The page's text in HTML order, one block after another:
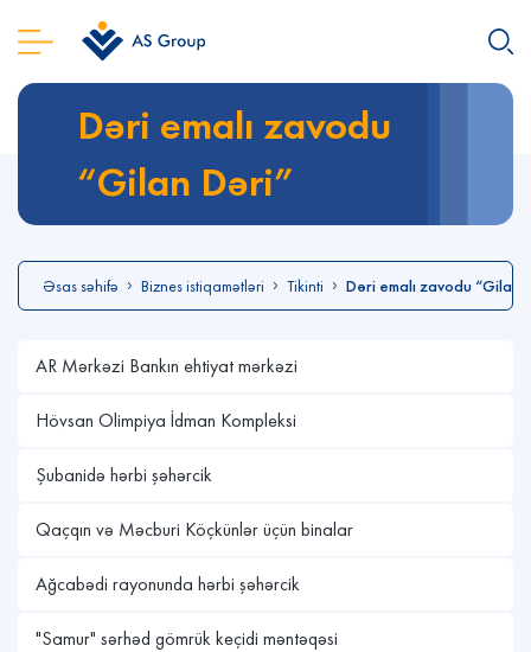
Dəri emalı zavodu
“Gilan Dəri”
Əsas səhifə Biznes istiqamətləri Tikinti Dəri emalı zavodu “Gilan
AR Mərkəzi Bankın ehtiyat mərkəzi
Hövsan Olimpiya İdman Kompleksi
Şubanidə hərbi şəhərcik
Qaçqın və Məcburi Köçkünlər üçün binalar
Ağcabədi rayonunda hərbi şəhərcik
"Samur" sərhəd gömrük keçidi məntəqəsi